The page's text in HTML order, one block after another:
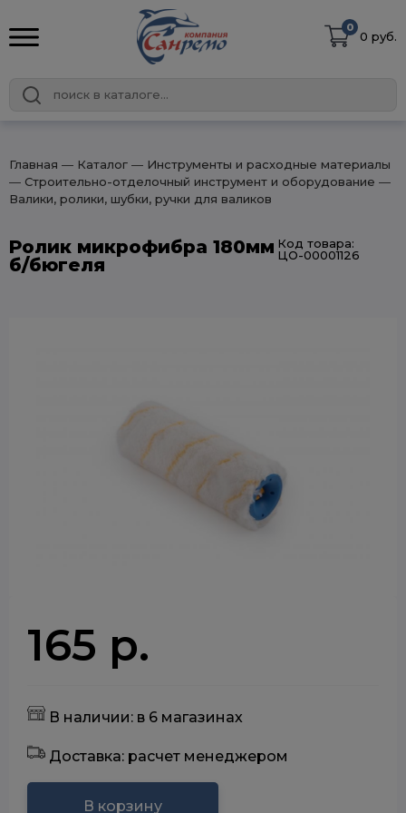
0
0 руб.
Главная ― Каталог ― Инструменты и расходные материалы
― Строительно-отделочный инструмент и оборудование ―
Валики, ролики, шубки, ручки для валиков
Ролик микрофибра 180мм
б/бюгеля
Код товара:
ЦО-00001126
165 р.
В наличии: в 6 магазинах
Доставка: расчет менеджером
В корзину